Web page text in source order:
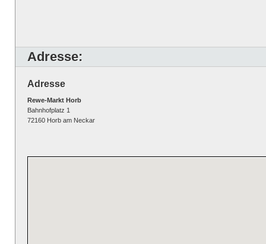
Adresse:
Adresse
Rewe-Markt Horb
Bahnhofplatz 1
72160 Horb am Neckar